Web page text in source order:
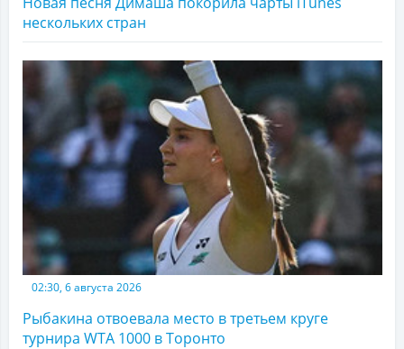
нескольких стран
02:30, 6 августа 2026
Рыбакина отвоевала место в третьем круге
турнира WTA 1000 в Торонто